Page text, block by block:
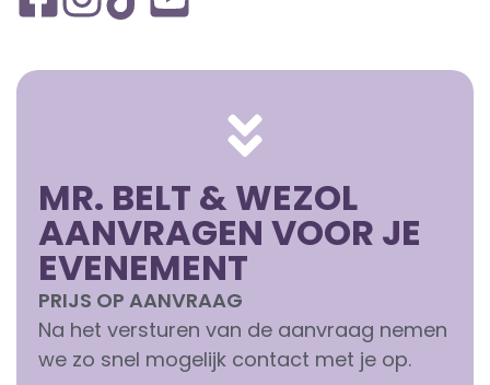
MR. BELT & WEZOL
AANVRAGEN VOOR JE
EVENEMENT
PRIJS OP AANVRAAG
Na het versturen van de aanvraag nemen
we zo snel mogelijk contact met je op.